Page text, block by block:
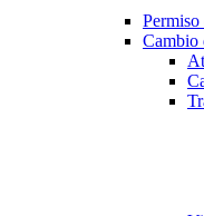
Permiso
Cambio